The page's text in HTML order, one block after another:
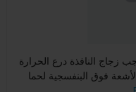
زجاج النافذة درع الحرارة
فوق البنفسجية لحما